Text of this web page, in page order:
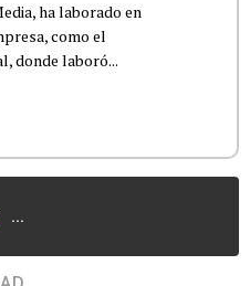
ha laborado en
como el
donde laboró...
...